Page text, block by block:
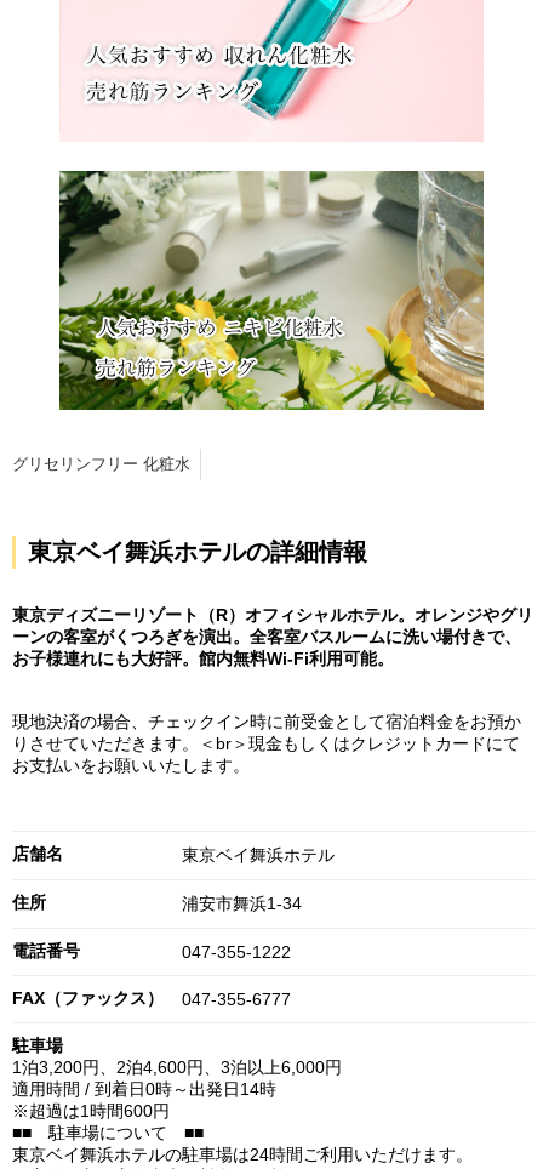
グリセリンフリー 化粧水
東京ベイ舞浜ホテルの詳細情報
東京ディズニーリゾート（R）オフィシャルホテル。オレンジやグリ
ーンの客室がくつろぎを演出。全客室バスルームに洗い場付きで、
お子様連れにも大好評。館内無料Wi-Fi利用可能。
現地決済の場合、チェックイン時に前受金として宿泊料金をお預か
りさせていただきます。＜br＞現金もしくはクレジットカードにて
お支払いをお願いいたします。
店舗名 東京ベイ舞浜ホテル
住所 浦安市舞浜1-34
電話番号 047-355-1222
FAX（ファックス） 047-355-6777
駐車場
1泊3,200円、2泊4,600円、3泊以上6,000円
適用時間 / 到着日0時～出発日14時
※超過は1時間600円
■■ 駐車場について ■■
東京ベイ舞浜ホテルの駐車場は24時間ご利用いただけます。